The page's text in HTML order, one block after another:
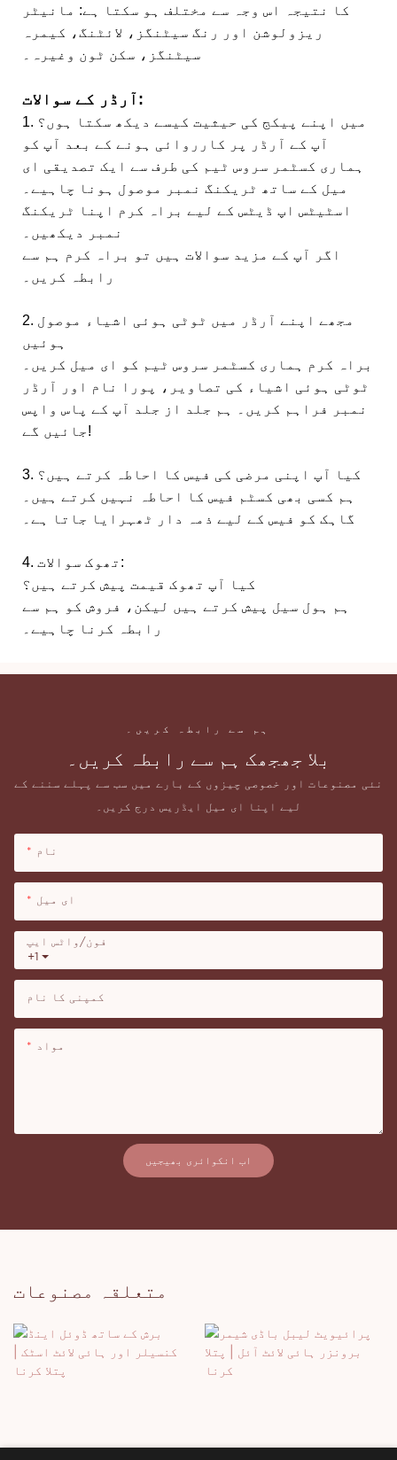
کا نتیجہ اس وجہ سے مختلف ہو سکتا ہے: مانیٹر
ریزولوشن اور رنگ سیٹنگز، لائٹنگ، کیمرہ
سیٹنگز، سکن ٹون وغیرہ۔
آرڈر کے سوالات:
1. میں اپنے پیکج کی حیثیت کیسے دیکھ سکتا ہوں؟
آپ کے آرڈر پر کارروائی ہونے کے بعد آپ کو
ہماری کسٹمر سروس ٹیم کی طرف سے ایک تصدیقی ای
میل کے ساتھ ٹریکنگ نمبر موصول ہونا چاہیے۔
اسٹیٹس اپ ڈیٹس کے لیے براہ کرم اپنا ٹریکنگ
نمبر دیکھیں۔
اگر آپ کے مزید سوالات ہیں تو براہ کرم ہم سے
رابطہ کریں۔
2. مجھے اپنے آرڈر میں ٹوٹی ہوئی اشیاء موصول
ہوئیں
براہ کرم ہماری کسٹمر سروس ٹیم کو ای میل کریں۔
ٹوٹی ہوئی اشیاء کی تصاویر، پورا نام اور آرڈر
نمبر فراہم کریں۔ ہم جلد از جلد آپ کے پاس واپس
جائیں گے!
3. کیا آپ اپنی مرضی کی فیس کا احاطہ کرتے ہیں؟
ہم کسی بھی کسٹم فیس کا احاطہ نہیں کرتے ہیں۔
گاہک کو فیس کے لیے ذمہ دار ٹھہرایا جاتا ہے۔
4. تھوک سوالات:
کیا آپ تھوک قیمت پیش کرتے ہیں؟
ہم ہول سیل پیش کرتے ہیں لیکن، فروش کو ہم سے
رابطہ کرنا چاہیے۔
ہم سے رابطہ کریں۔
بلا جھجھک ہم سے رابطہ کریں۔
نئی مصنوعات اور خصوصی چیزوں کے بارے میں سب سے پہلے سننے کے
لیے اپنا ای میل ایڈریس درج کریں۔
نام
ای میل
+1
فون/واٹس ایپ
کمپنی کا نام
مواد
اب انکوائری بھیجیں
متعلقہ مصنوعات